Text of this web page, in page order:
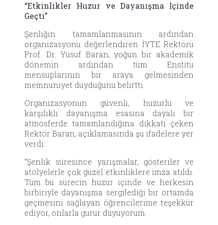
“Etkinlikler Huzur ve Dayanışma İçinde
Geçti”
Şenliğin tamamlanmasının ardından
organizasyonu değerlendiren İYTE Rektörü
Prof. Dr. Yusuf Baran, yoğun bir akademik
dönemin ardından tüm Enstitü
mensuplarının bir araya gelmesinden
memnuniyet duyduğunu belirtti.
Organizasyonun güvenli, huzurlu ve
karşılıklı dayanışma esasına dayalı bir
atmosferde tamamlandığına dikkati çeken
Rektör Baran, açıklamasında şu ifadelere yer
verdi:
“Şenlik süresince yarışmalar, gösteriler ve
atölyelerle çok güzel etkinliklere imza atıldı.
Tüm bu sürecin huzur içinde ve herkesin
birbiriyle dayanışma sergilediği bir ortamda
geçmesini sağlayan öğrencilerime teşekkür
ediyor, onlarla gurur duyuyorum.